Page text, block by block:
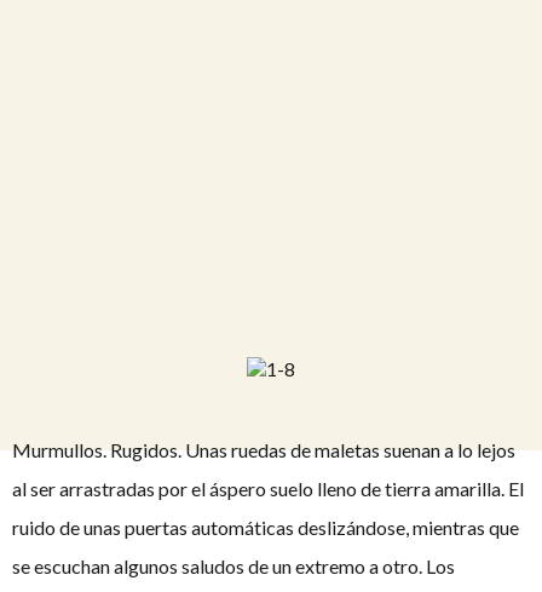
Murmullos. Rugidos. Unas ruedas de maletas suenan a lo lejos
al ser arrastradas por el áspero suelo lleno de tierra amarilla. El
ruido de unas puertas automáticas deslizándose, mientras que
se escuchan algunos saludos de un extremo a otro. Los